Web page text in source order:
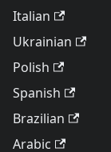
Italian
Ukrainian
Polish
Spanish
Brazilian
Arabic